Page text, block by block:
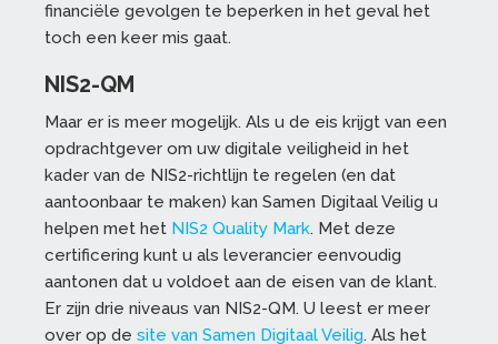
financiële gevolgen te beperken in het geval het
toch een keer mis gaat.
NIS2-QM
Maar er is meer mogelijk. Als u de eis krijgt van een
opdrachtgever om uw digitale veiligheid in het
kader van de NIS2-richtlijn te regelen (en dat
aantoonbaar te maken) kan Samen Digitaal Veilig u
helpen met het NIS2 Quality Mark. Met deze
certificering kunt u als leverancier eenvoudig
aantonen dat u voldoet aan de eisen van de klant.
Er zijn drie niveaus van NIS2-QM. U leest er meer
over op de site van Samen Digitaal Veilig. Als het